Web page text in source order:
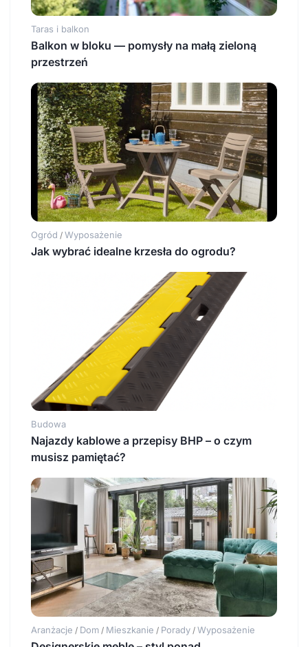
Taras i balkon
Balkon w bloku — pomysły na małą zieloną
przestrzeń
Ogród / Wyposażenie
Jak wybrać idealne krzesła do ogrodu?
Budowa
Najazdy kablowe a przepisy BHP – o czym
musisz pamiętać?
Aranżacje / Dom / Mieszkanie / Porady / Wyposażenie